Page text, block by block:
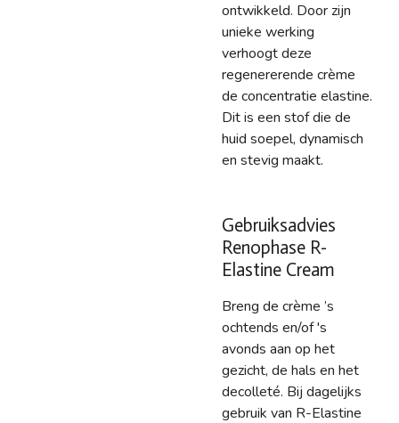
ontwikkeld. Door zijn
unieke werking
verhoogt deze
regenererende crème
de concentratie elastine.
Dit is een stof die de
huid soepel, dynamisch
en stevig maakt.
Gebruiksadvies
Renophase R-
Elastine Cream
Breng de crème ’s
ochtends en/of 's
avonds aan op het
gezicht, de hals en het
decolleté. Bij dagelijks
gebruik van R-Elastine